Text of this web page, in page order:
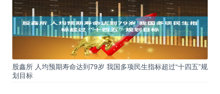
股鑫所 人均预期寿命达到79岁 我国多项民生指标超过“十四五”规
划目标